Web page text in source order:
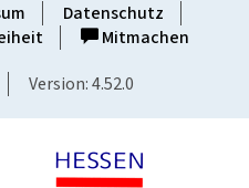
Datenschutz
Mitmachen
Version: 4.52.0